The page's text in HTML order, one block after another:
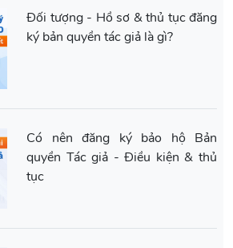
Đối tượng - Hồ sơ & thủ tục đăng
ký bản quyền tác giả là gì?
Có nên đăng ký bảo hộ Bản
quyền Tác giả - Điều kiện & thủ
tục